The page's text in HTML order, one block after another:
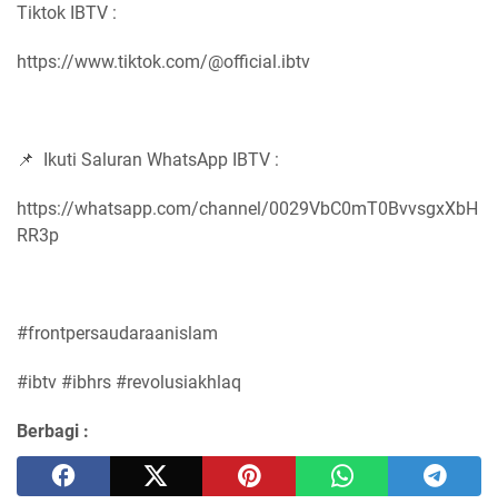
Tiktok IBTV :
https://www.tiktok.com/@official.ibtv
📌 Ikuti Saluran WhatsApp IBTV :
https://whatsapp.com/channel/0029VbC0mT0BvvsgxXbH
RR3p
#frontpersaudaraanislam
#ibtv #ibhrs #revolusiakhlaq
Berbagi :